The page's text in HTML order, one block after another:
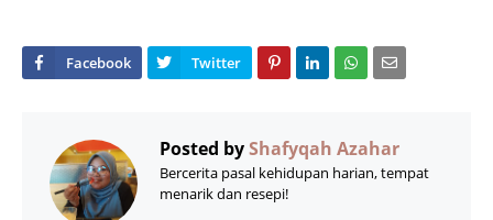
Posted byShafyqah Azahar
Bercerita pasal kehidupan harian, tempat
menarik dan resepi!